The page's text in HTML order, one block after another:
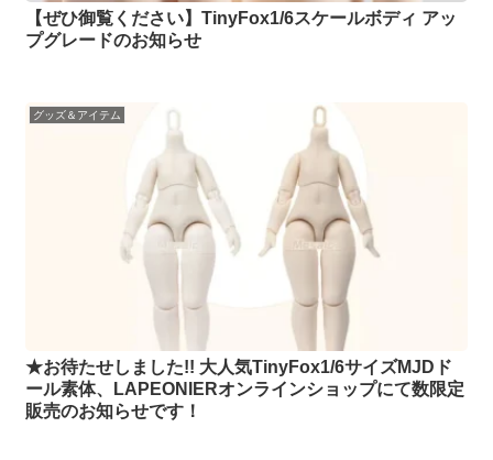
【ぜひ御覧ください】TinyFox1/6スケールボディ アッ
プグレードのお知らせ
グッズ＆アイテム
★お待たせしました!! 大人気TinyFox1/6サイズMJDド
ール素体、LAPEONIERオンラインショップにて数限定
販売のお知らせです！